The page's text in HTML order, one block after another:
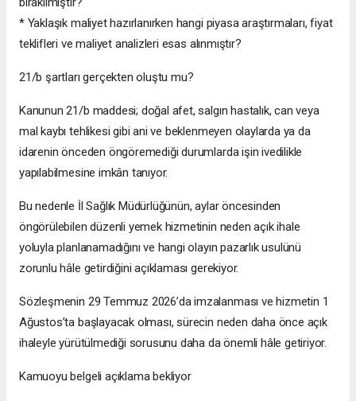
* Yaklaşık maliyet hazırlanırken hangi piyasa araştırmaları, fiyat
teklifleri ve maliyet analizleri esas alınmıştır?
21/b şartları gerçekten oluştu mu?
Kanunun 21/b maddesi; doğal afet, salgın hastalık, can veya
mal kaybı tehlikesi gibi ani ve beklenmeyen olaylarda ya da
idarenin önceden öngöremediği durumlarda işin ivedilikle
yapılabilmesine imkân tanıyor.
Bu nedenle İl Sağlık Müdürlüğünün, aylar öncesinden
öngörülebilen düzenli yemek hizmetinin neden açık ihale
yoluyla planlanamadığını ve hangi olayın pazarlık usulünü
zorunlu hâle getirdiğini açıklaması gerekiyor.
Sözleşmenin 29 Temmuz 2026’da imzalanması ve hizmetin 1
Ağustos’ta başlayacak olması, sürecin neden daha önce açık
ihaleyle yürütülmediği sorusunu daha da önemli hâle getiriyor.
Kamuoyu belgeli açıklama bekliyor